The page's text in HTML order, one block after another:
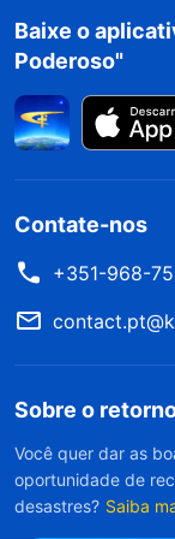
terra e
Elas nunca
própria
excessiva à
na carne.
carne podem
que creem em
quem
magnificar
terra como
injusto. Deus
com
Baixe o
Poderoso"
Contate-nos
+351-968-
Sobre o
Você quer dar as
oportunidade de
desastres? Saiba